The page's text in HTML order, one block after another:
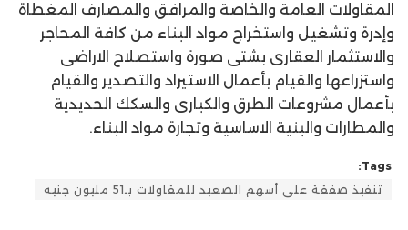
المقاولات العامة والخاصة والمرافق والمصارف المغطاة
وإدرة وتشغيل واستخراج مواد البناء من كافة المحاجر
والاستثمار العقارى بشتى صورة واستصلاح الاراضى
واستزراعها والقيام بأعمال الاستيراد والتصدير والقيام
بأعمال مشروعات الطرق والكبارى والسكك الحديدية
والمطارات والبنية الاساسية وتجارة مواد البناء.
Tags:
تنفيذ صفقة على أسهم الصعيد للمقاولات بـ51 مليون جنيه